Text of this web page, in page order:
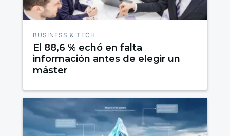
BUSINESS & TECH
El 88,6 % echó en falta
información antes de elegir un
máster